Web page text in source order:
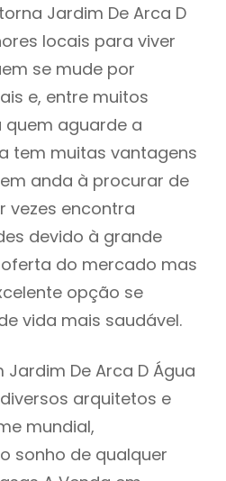
Jardim De Arca D
locais para viver
se mude por
e, entre muitos
aguarde a
tem muitas vantagens
anda à procurar de
vezes encontra
devido à grande
do mercado mas
opção se
vida mais saudável.
Jardim De Arca D Água
arquitetos e
mundial,
sonho de qualquer